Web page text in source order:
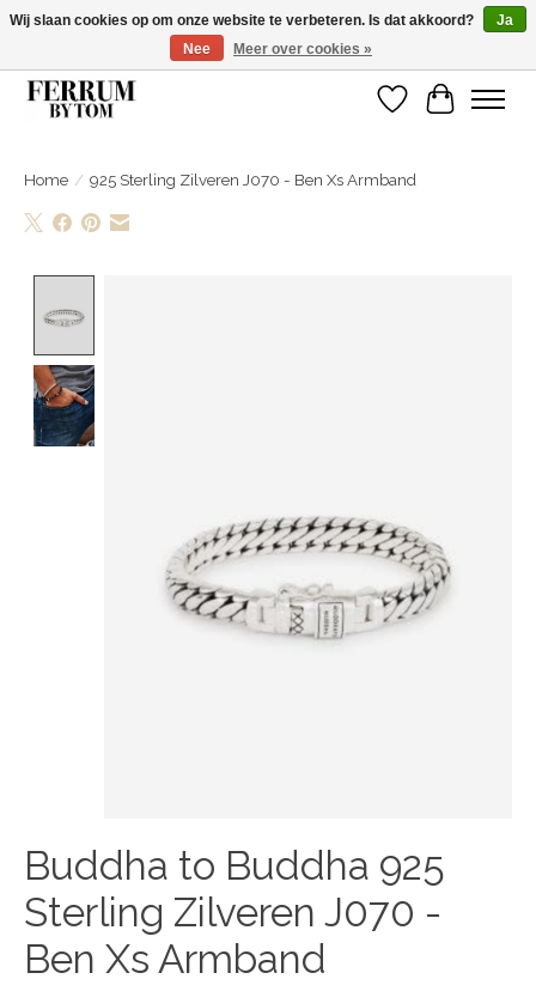
Wij zijn gelsoten van 14 tm 18 februari
Verlanglijst
Home / 925 Sterling Zilveren J070 - Ben Xs Armband
Buddha to Buddha 925
Sterling Zilveren J070 -
Ben Xs Armband
Wij slaan cookies op om onze website te verbeteren. Is dat akkoord?
Ja
Nee
Meer over cookies »